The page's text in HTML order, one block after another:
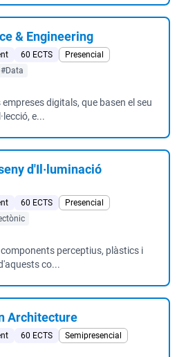
& Engineering
60 ECTS
Presencial
#Data
digitals, que basen el seu
e...
d'Il·luminació
60 ECTS
Presencial
perceptius, plàstics i
co...
Architecture
60 ECTS
Semipresencial